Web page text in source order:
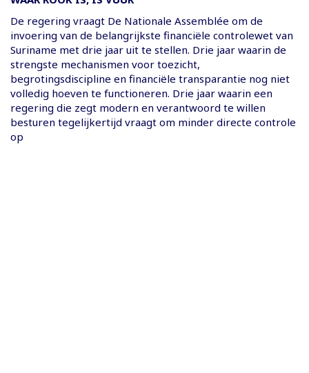
De regering vraagt De Nationale Assemblée om de
invoering van de belangrijkste financiële controlewet van
Suriname met drie jaar uit te stellen. Drie jaar waarin de
strengste mechanismen voor toezicht,
begrotingsdiscipline en financiële transparantie nog niet
volledig hoeven te functioneren. Drie jaar waarin een
regering die zegt modern en verantwoord te willen
besturen tegelijkertijd vraagt om minder directe controle
op